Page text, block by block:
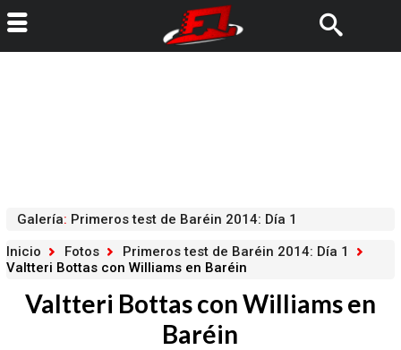
Galería: Primeros test de Baréin 2014: Día 1
Inicio
Fotos
Primeros test de Baréin 2014: Día 1
Valtteri Bottas con Williams en Baréin
Valtteri Bottas con Williams en
Baréin